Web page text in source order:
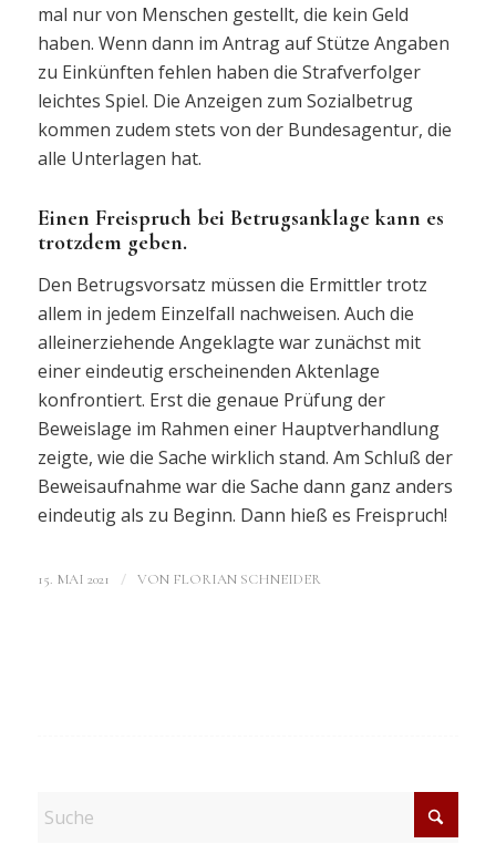
mal nur von Menschen gestellt, die kein Geld
haben. Wenn dann im Antrag auf Stütze Angaben
zu Einkünften fehlen haben die Strafverfolger
leichtes Spiel. Die Anzeigen zum Sozialbetrug
kommen zudem stets von der Bundesagentur, die
alle Unterlagen hat.
Einen Freispruch bei Betrugsanklage kann es
trotzdem geben.
Den Betrugsvorsatz müssen die Ermittler trotz
allem in jedem Einzelfall nachweisen. Auch die
alleinerziehende Angeklagte war zunächst mit
einer eindeutig erscheinenden Aktenlage
konfrontiert. Erst die genaue Prüfung der
Beweislage im Rahmen einer Hauptverhandlung
zeigte, wie die Sache wirklich stand. Am Schluß der
Beweisaufnahme war die Sache dann ganz anders
eindeutig als zu Beginn. Dann hieß es Freispruch!
15. MAI 2021 / VON FLORIAN SCHNEIDER